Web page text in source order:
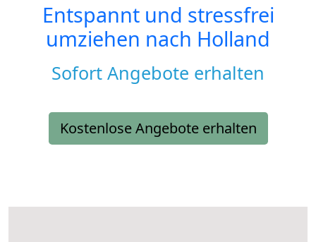
Entspannt und stressfrei
umziehen nach Holland
Sofort Angebote erhalten
Kostenlose Angebote erhalten